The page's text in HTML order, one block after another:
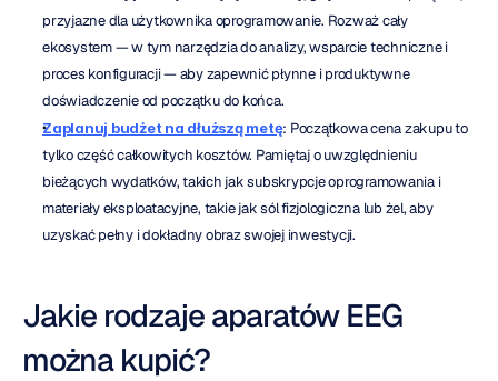
przyjazne dla użytkownika oprogramowanie. Rozważ cały
ekosystem — w tym narzędzia do analizy, wsparcie techniczne i
proces konfiguracji — aby zapewnić płynne i produktywne
doświadczenie od początku do końca.
Zaplanuj budżet na dłuższą metę: Początkowa cena zakupu to
tylko część całkowitych kosztów. Pamiętaj o uwzględnieniu
bieżących wydatków, takich jak subskrypcje oprogramowania i
materiały eksploatacyjne, takie jak sól fizjologiczna lub żel, aby
uzyskać pełny i dokładny obraz swojej inwestycji.
Jakie rodzaje aparatów EEG
można kupić?